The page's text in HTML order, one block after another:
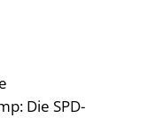
Die SPD-